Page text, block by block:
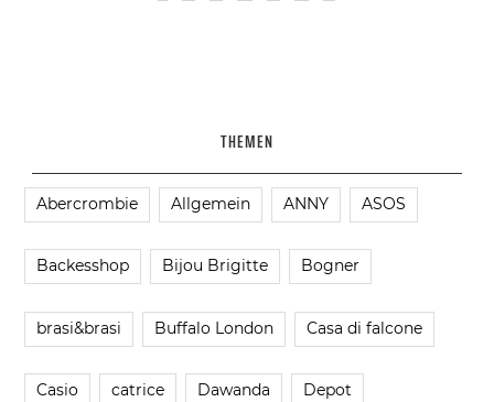
THEMEN
Abercrombie Allgemein ANNY ASOS
Backesshop Bijou Brigitte Bogner
brasi&brasi Buffalo London Casa di falcone
Casio catrice Dawanda Depot